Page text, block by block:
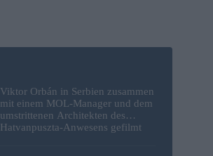
Viktor Orbán in Serbien zusammen
mit einem MOL-Manager und dem
umstrittenen Architekten des
Hatvanpuszta-Anwesens gefilmt